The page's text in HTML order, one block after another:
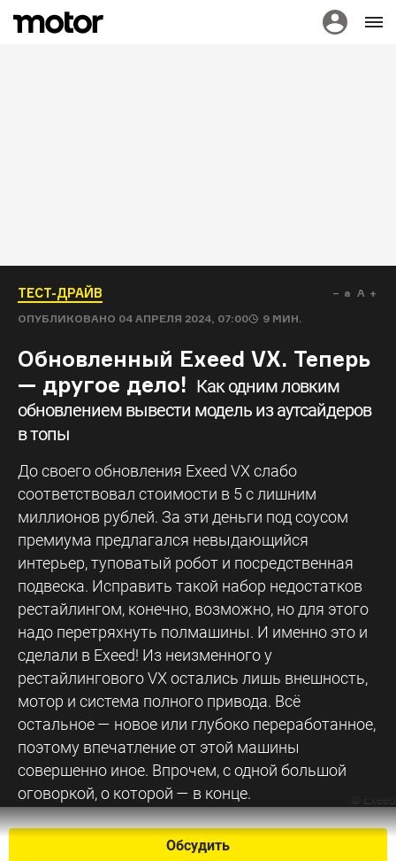
ТЕСТ-ДРАЙВ
ОПУБЛИКОВАНО 04 АПРЕЛЯ 2024, 07:00 9 МИН.
a A
Обновленный Exeed VX. Теперь
— другое дело! Как одним ловким
обновлением вывести модель из аутсайдеров
в топы
До своего обновления Exeed VX слабо
соответствовал стоимости в 5 с лишним
миллионов рублей. За эти деньги под соусом
премиума предлагался невыдающийся
интерьер, туповатый робот и посредственная
подвеска. Исправить такой набор недостатков
рестайлингом, конечно, возможно, но для этого
надо перетряхнуть полмашины. И именно это и
сделали в Exeed! Из неизменного у
рестайлингового VX остались лишь внешность,
мотор и система полного привода. Всё
остальное — новое или глубоко переработанное,
поэтому впечатление от этой машины
совершенно иное. Впрочем, с одной большой
оговоркой, о которой — в конце.
©
Обсудить